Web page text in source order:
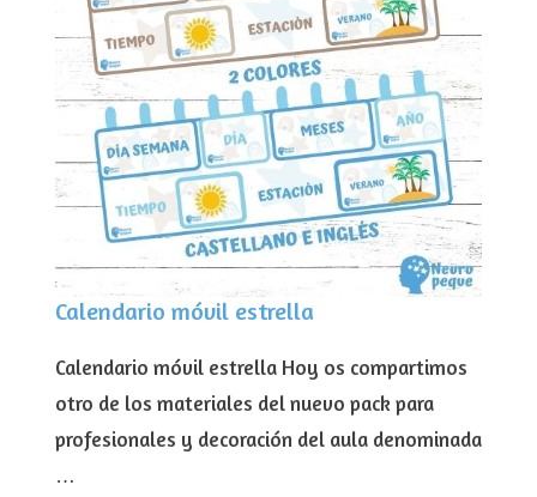
Calendario móvil estrella
Calendario móvil estrella Hoy os compartimos
otro de los materiales del nuevo pack para
profesionales y decoración del aula denominada
…